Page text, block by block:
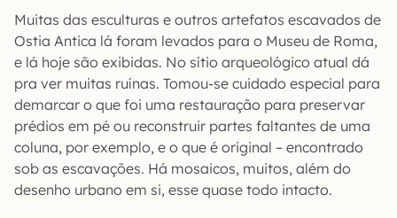
Muitas das esculturas e outros artefatos escavados de
Ostia Antica lá foram levados para o Museu de Roma,
e lá hoje são exibidas. No sítio arqueológico atual dá
pra ver muitas ruínas. Tomou-se cuidado especial para
demarcar o que foi uma restauração para preservar
prédios em pé ou reconstruir partes faltantes de uma
coluna, por exemplo, e o que é original – encontrado
sob as escavações. Há mosaicos, muitos, além do
desenho urbano em si, esse quase todo intacto.